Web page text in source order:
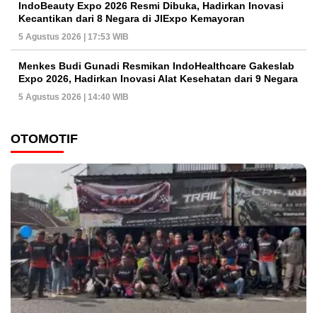
IndoBeauty Expo 2026 Resmi Dibuka, Hadirkan Inovasi
Kecantikan dari 8 Negara di JIExpo Kemayoran
5 Agustus 2026 | 17:53 WIB
Menkes Budi Gunadi Resmikan IndoHealthcare Gakeslab
Expo 2026, Hadirkan Inovasi Alat Kesehatan dari 9 Negara
5 Agustus 2026 | 14:40 WIB
OTOMOTIF